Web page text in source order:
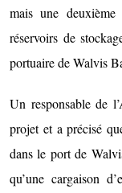
mais une
réservoirs de
portuaire de Walvis
Un responsable de
projet et a précisé
dans le port de
qu’une cargaison